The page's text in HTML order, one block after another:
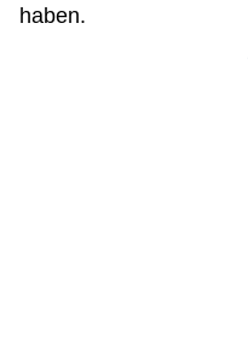
haben.